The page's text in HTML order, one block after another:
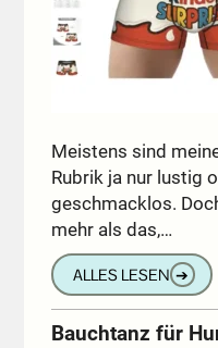
Meistens sind
Rubrik ja nur lustig
geschmacklos.
mehr als das,…
ALLES LESEN ➔
Bauchtanz für